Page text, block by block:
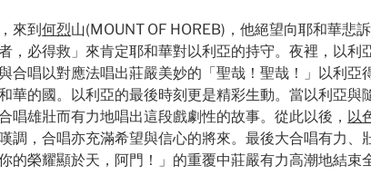
來到何烈山(MOUNT OF HOREB)，他絕望向耶和華悲
，必得救」來肯定耶和華對以利亞的持守。夜裡，以
合唱以對應法唱出莊嚴美妙的「聖哉！聖哉！」以利
華的國。以利亞的最後時刻更是精彩生動。當以利亞與
唱雄壯而有力地唱出這段戲劇性的故事。從此以後， 以
調，合唱亦充滿希望與信心的將來。最後大合唱有力
的榮耀顯於天，阿門！」的重覆中莊嚴有力高潮地結束